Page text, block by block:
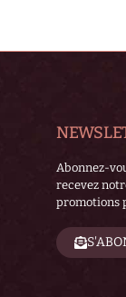
Abonnez-
recevez
promotions